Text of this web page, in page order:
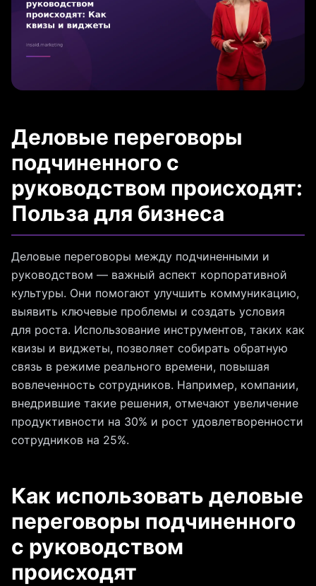
Деловые переговоры
подчиненного с
руководством происходят:
Польза для бизнеса
Деловые переговоры между подчиненными и
руководством — важный аспект корпоративной
культуры. Они помогают улучшить коммуникацию,
выявить ключевые проблемы и создать условия
для роста. Использование инструментов, таких как
квизы и виджеты, позволяет собирать обратную
связь в режиме реального времени, повышая
вовлеченность сотрудников. Например, компании,
внедрившие такие решения, отмечают увеличение
продуктивности на 30% и рост удовлетворенности
сотрудников на 25%.
Как использовать деловые
переговоры подчиненного
с руководством
происходят